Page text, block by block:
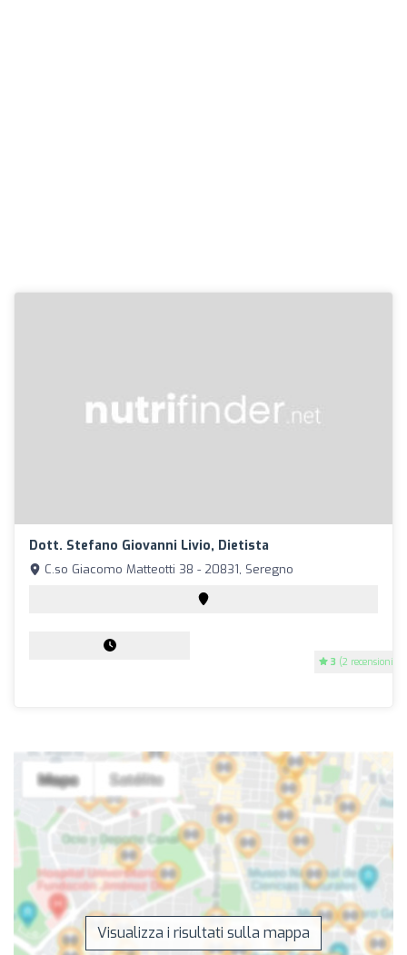
Dott. Stefano Giovanni Livio, Dietista
3 (2 recensioni)
C.so Giacomo Matteotti 38 - 20831, Seregno
Visualizza i risultati sulla mappa